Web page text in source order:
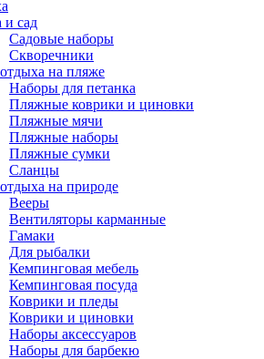
и сад
Садовые наборы
Скворечники
на пляже
Наборы для петанка
Пляжные коврики и циновки
Пляжные мячи
Пляжные наборы
Пляжные сумки
Сланцы
на природе
Вееры
Вентиляторы карманные
Гамаки
Для рыбалки
Кемпинговая мебель
Кемпинговая посуда
Коврики и пледы
Коврики и циновки
Наборы аксессуаров
Наборы для барбекю